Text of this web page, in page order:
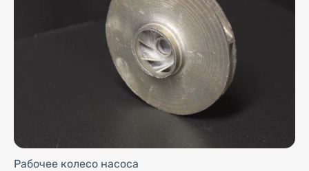
Рабочее колесо насоса